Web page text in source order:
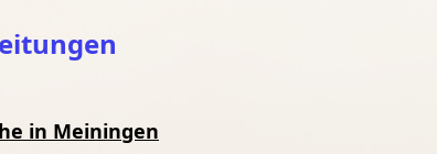
in Meiningen